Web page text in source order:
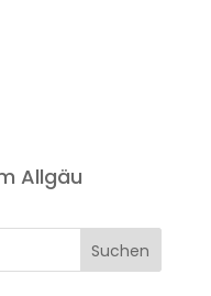
Allgäu